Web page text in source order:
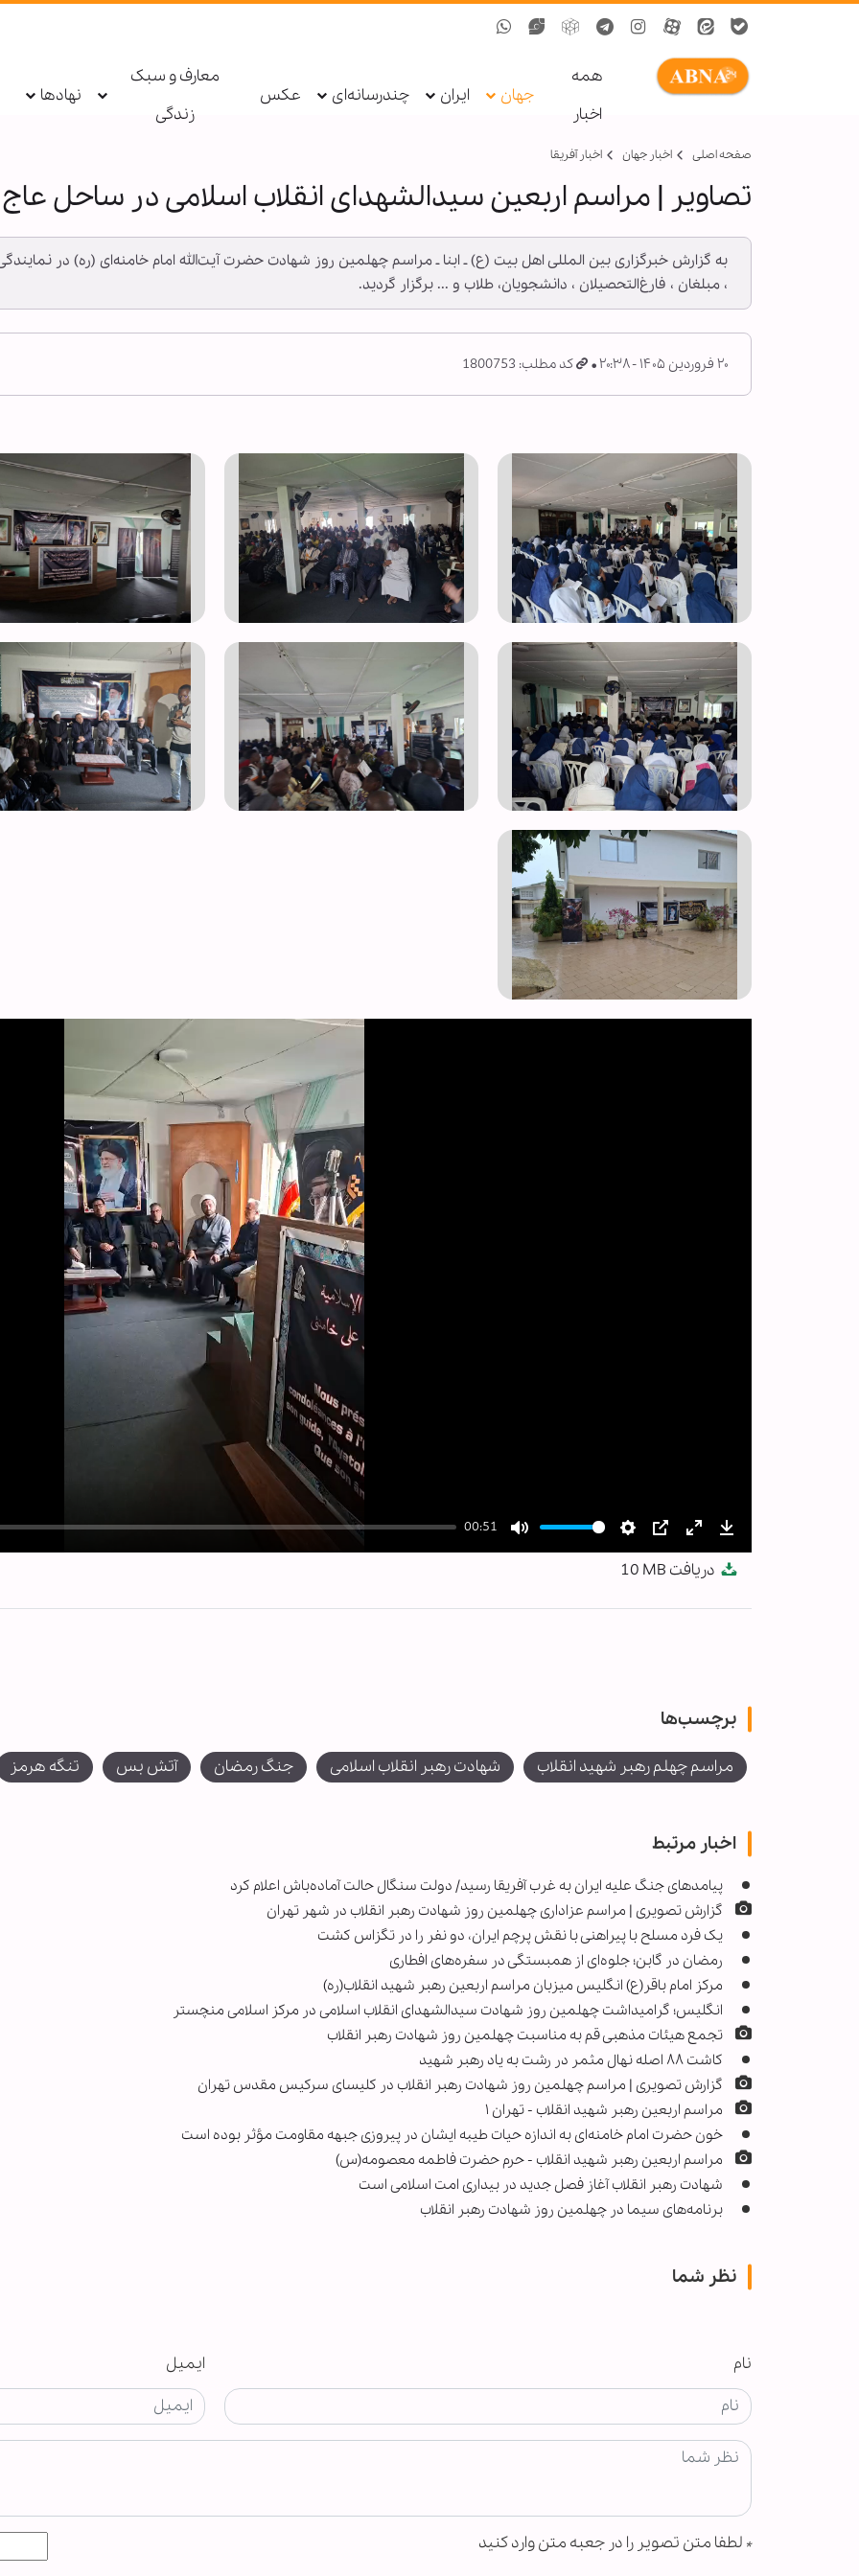
همه
اخبار
جهان ایران چندرسانه‌ای عکس
معارف و سبک
زندگی
نهادها
صفحه اصلی اخبار جهان اخبار آفریقا
تصاویر | مراسم اربعین سیدالشهدای انقلاب اسلامی در ساحل عاج
به گزارش خبرگزاری بین المللی اهل بیت (ع) ـ ابنا ـ مراسم چهلمین روز شهادت حضرت آیت‌الله امام خامنه‌ای (ره) در
، مبلغان ، فارغ‌التحصیلان ، دانشجویان، طلاب و ... برگزار گردید.
۲۰ فروردین ۱۴۰۵ - ۲۰:۳۸ کد مطلب: 1800753
00:51
Mute Settings
PIP Enter
fullscreen
Download
دریافت 10 MB
برچسب‌ها
مراسم چهلم رهبر شهید انقلاب شهادت رهبر انقلاب اسلامی جنگ رمضان آتش بس تنگه هرمز
اخبار مرتبط
پیامدهای جنگ علیه ایران به غرب آفریقا رسید/ دولت سنگال حالت آماده‌باش اعلام کرد
گزارش تصویری | مراسم عزاداری چهلمین روز شهادت رهبر انقلاب در شهر تهران
یک فرد مسلح با پیراهنی با نقش پرچم ایران، دو نفر را در تگزاس کشت
رمضان در گابن؛ جلوه‌ای از همبستگی در سفره‌های افطاری
مرکز امام باقر(ع) انگلیس میزبان مراسم اربعین رهبر شهید انقلاب(ره)
انگلیس؛ گرامیداشت چهلمین روز شهادت سیدالشهدای انقلاب اسلامی در مرکز اسلامی منچستر
تجمع هیئات مذهبی قم به مناسبت چهلمین روز شهادت رهبر انقلاب
کاشت ۸۸ اصله نهال مثمر در رشت به یاد رهبر شهید
گزارش تصویری | مراسم چهلمین روز شهادت رهبر انقلاب در کلیسای سرکیس مقدس تهران
مراسم اربعین رهبر شهید انقلاب - تهران ۱
خون حضرت امام خامنه‌ای به اندازه حیات طیبه ایشان در پیروزی جبهه مقاومت مؤثر بوده است
مراسم اربعین رهبر شهید انقلاب - حرم حضرت فاطمه معصومه(س)
شهادت رهبر انقلاب آغاز فصل جدید در بیداری امت اسلامی است
برنامه‌های سیما در چهلمین روز شهادت رهبر انقلاب
نظر شما
نام ایمیل
* لطفا متن تصویر را در جعبه متن وارد کنید